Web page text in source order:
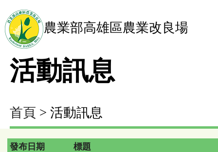
農業部高雄區農業改良場
活動訊息
首頁 > 活動訊息
發布日期 標題